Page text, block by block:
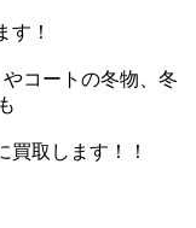
す！
コートの冬物、冬
取します！！